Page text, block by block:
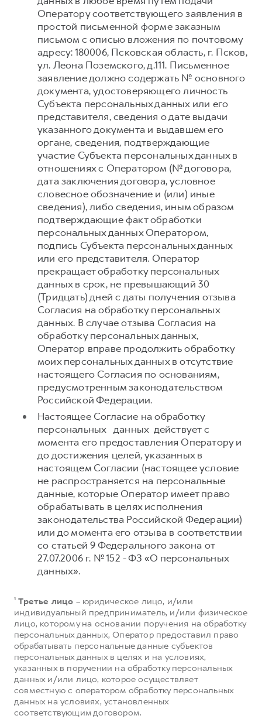
Оператору соответствующего заявления в
простой письменной форме заказным
письмом с описью вложения по почтовому
адресу: 180006, Псковская область, г. Псков,
ул. Леона Поземского, д.111. Письменное
заявление должно содержать № основного
документа, удостоверяющего личность
Субъекта персональных данных или его
представителя, сведения о дате выдачи
указанного документа и выдавшем его
органе, сведения, подтверждающие
участие Субъекта персональных данных в
отношениях с Оператором (№ договора,
дата заключения договора, условное
словесное обозначение и (или) иные
сведения), либо сведения, иным образом
подтверждающие факт обработки
персональных данных Оператором,
подпись Субъекта персональных данных
или его представителя. Оператор
прекращает обработку персональных
данных в срок, не превышающий 30
(Тридцать) дней с даты получения отзыва
Согласия на обработку персональных
данных. В случае отзыва Согласия на
обработку персональных данных,
Оператор вправе продолжить обработку
моих персональных данных в отсутствие
настоящего Согласия по основаниям,
предусмотренным законодательством
Российской Федерации.
Настоящее Согласие на обработку
персональных данных действует с
момента его предоставления Оператору и
до достижения целей, указанных в
настоящем Согласии (настоящее условие
не распространяется на персональные
данные, которые Оператор имеет право
обрабатывать в целях исполнения
законодательства Российской Федерации)
или до момента его отзыва в соответствии
со статьей 9 Федерального закона от
27.07.2006 г. № 152 - ФЗ «О персональных
данных».
¹Третье лицо – юридическое лицо, и/или
индивидуальный предприниматель, и/или физическое
лицо, которому на основании поручения на обработку
персональных данных, Оператор предоставил право
обрабатывать персональные данные субъектов
персональных данных в целях и на условиях,
указанных в поручении на обработку персональных
данных и/или лицо, которое осуществляет
совместную с оператором обработку персональных
данных на условиях, установленных
соответствующим договором.